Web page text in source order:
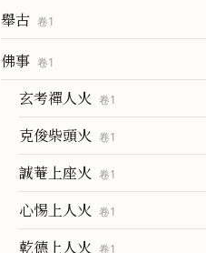
舉古 卷1
佛事 卷1
玄考禪人火 卷1
克俊柴頭火 卷1
誠菴上座火 卷1
心惕上人火 卷1
乾德上人火 卷1